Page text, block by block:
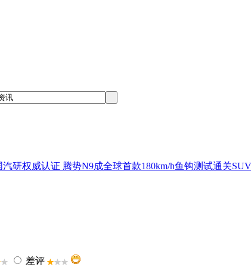
汽研权威认证 腾势N9成全球首款180km/h鱼钩测试通关SUV
差评